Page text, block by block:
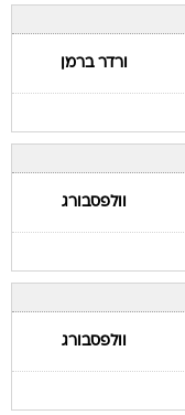
ורדר ברמן
וולפסבורג
וולפסבורג